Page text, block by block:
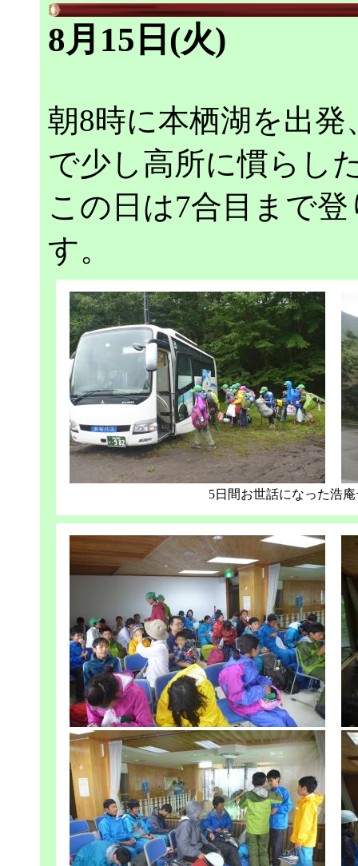
8月15日(火)
朝8時に本栖湖を出
で少し高所に慣らし
この日は7合目まで
す。
5日間お世話になった浩